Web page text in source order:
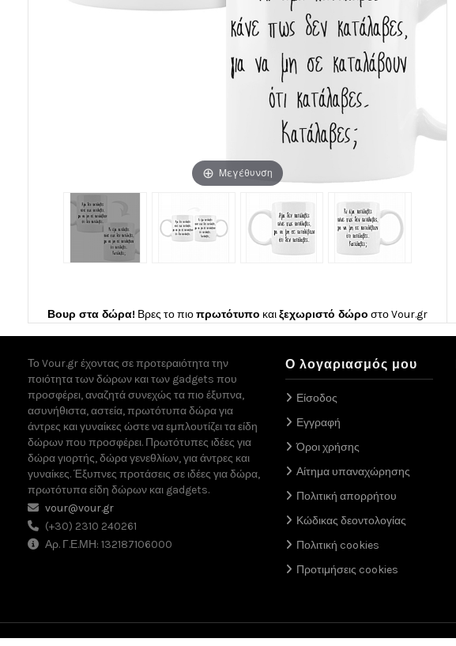
Μεγέθυνση
Βουρ στα δώρα! Βρες το πιοπρωτότυπο καιξεχωριστό δώρο στοVour.gr
Το Vour.gr έχοντας σε προτεραιότητα την
ποιότητα των δώρων και των gadgets που
προσφέρει, αναζητά συνεχώς τα πιο έξυπνα,
ασυνήθιστα, αστεία, πρωτότυπα δώρα για
άντρες και γυναίκες ώστε να εμπλουτίζει τα είδη
δώρων που προσφέρει. Πρωτότυπες ιδέες για
δώρα γιορτής, δώρα γενεθλίων, για άντρες και
γυναίκες. Έξυπνες προτάσεις σε ιδέες για δώρα,
πρωτότυπα είδη δώρων και gadgets.
vour@vour.gr
(+30) 2310 240261
Αρ. Γ.Ε.ΜΗ: 132187106000
Ο λογαριασμός μου
Είσοδος
Εγγραφή
Όροι χρήσης
Αίτημα υπαναχώρησης
Πολιτική απορρήτου
Κώδικας δεοντολογίας
Πολιτική cookies
Προτιμήσεις cookies